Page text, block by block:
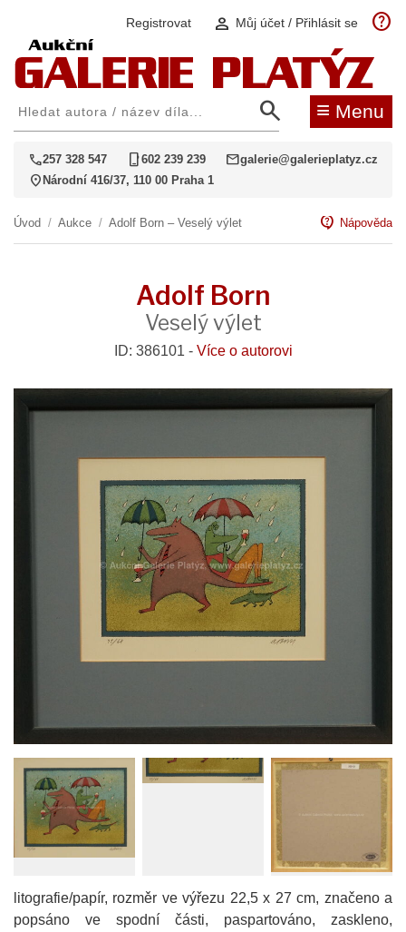
Registrovat person Můj účet / Přihlásit se help
search ≡ Menu
call257 328 547 phone_iphone602 239 239 mailgalerie@galerieplatyz.cz
location_on Národní 416/37, 110 00 Praha 1
Úvod / Aukce / Adolf Born – Veselý výlet contact_support Nápověda
Adolf Born
Veselý výlet
ID: 386101 - Více o autorovi
litografie/papír, rozměr ve výřezu 22,5 x 27 cm, značeno a
popsáno ve spodní části, paspartováno, zaskleno,